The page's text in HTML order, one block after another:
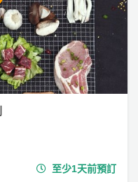
至少1天前預訂